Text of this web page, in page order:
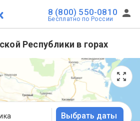
8 (800) 550-0810
Бесплатно по России
Республики в горах
Выбрать даты